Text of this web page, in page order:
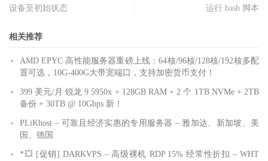
设备至初始状态
运行 bash 脚本
相关推荐
AMD EPYC 高性能服务器重磅上线：64核/96核/128核/192核多配
置可选，10G-400G大带宽端口，支持加密货币支付！
399 美元/月 锐龙 9 5950x + 128GB RAM + 2 个 1TB NVMe + 2TB
备份 + 30TB @ 10Gbps 新！
PLiKhost – 可靠且经济实惠的专用服务器 – 雅加达、新加坡、美
国、德国
*💥 [促销] DARKVPS – 高级裸机 RDP 15% 经常性折扣 – WHT